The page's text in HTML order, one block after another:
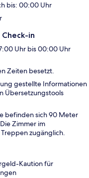
bis: 00:00 Uhr
in
Uhr bis 00:00 Uhr
Zeiten besetzt.
gestellte Informationen
Übersetzungstools
befinden sich 90 Meter
Zimmer im
zugänglich.
Kaution für